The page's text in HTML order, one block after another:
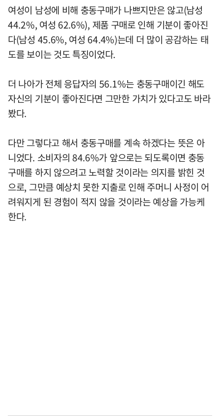
여성이 남성에 비해 충동구매가 나쁘지만은 않고(남성
44.2%, 여성 62.6%), 제품 구매로 인해 기분이 좋아진
다(남성 45.6%, 여성 64.4%)는데 더 많이 공감하는 태
도를 보이는 것도 특징이었다.
더 나아가 전체 응답자의 56.1%는 충동구매이긴 해도
자신의 기분이 좋아진다면 그만한 가치가 있다고도 바라
봤다.
다만 그렇다고 해서 충동구매를 계속 하겠다는 뜻은 아
니었다. 소비자의 84.6%가 앞으로는 되도록이면 충동
구매를 하지 않으려고 노력할 것이라는 의지를 밝힌 것
으로, 그만큼 예상치 못한 지출로 인해 주머니 사정이 어
려워지게 된 경험이 적지 않을 것이라는 예상을 가능케
한다.